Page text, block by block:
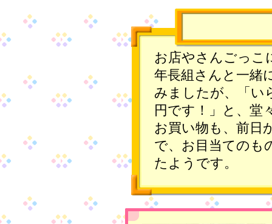
お店やさんごっこ
年長組さんと一緒
みましたが、「い
円です！」と、堂
お買い物も、前日
で、お目当てのも
たようです。